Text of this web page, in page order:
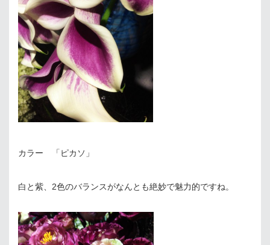
カラー 「ピカソ」
白と紫、2色のバランスがなんとも絶妙で魅力的ですね。